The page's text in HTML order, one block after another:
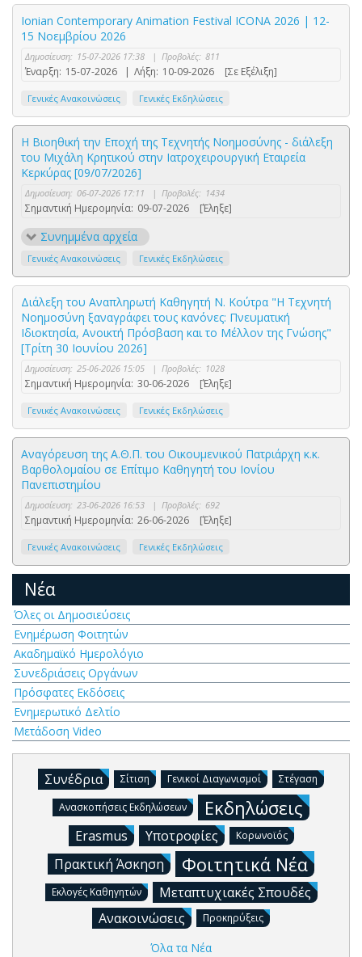
Ionian Contemporary Animation Festival ICONA 2026 | 12-
15 Νοεμβρίου 2026
Δημοσίευση: 15-07-2026 17:38 | Προβολές: 811
Έναρξη: 15-07-2026 | Λήξη: 10-09-2026 [Σε Εξέλιξη]
Γενικές Ανακοινώσεις Γενικές Εκδηλώσεις
Η Βιοηθική την Εποχή της Τεχνητής Νοημοσύνης - διάλεξη
του Μιχάλη Κρητικού στην Ιατροχειρουργική Εταιρεία
Κερκύρας [09/07/2026]
Δημοσίευση: 06-07-2026 17:11 | Προβολές: 1434
Σημαντική Ημερομηνία: 09-07-2026 [Έληξε]
Συνημμένα αρχεία
Γενικές Ανακοινώσεις Γενικές Εκδηλώσεις
Διάλεξη του Αναπληρωτή Καθηγητή Ν. Κούτρα "Η Τεχνητή
Νοημοσύνη ξαναγράφει τους κανόνες: Πνευματική
Ιδιοκτησία, Ανοικτή Πρόσβαση και το Μέλλον της Γνώσης"
[Τρίτη 30 Ιουνίου 2026]
Δημοσίευση: 25-06-2026 15:05 | Προβολές: 1028
Σημαντική Ημερομηνία: 30-06-2026 [Έληξε]
Γενικές Ανακοινώσεις Γενικές Εκδηλώσεις
Αναγόρευση της Α.Θ.Π. του Οικουμενικού Πατριάρχη κ.κ.
Βαρθολομαίου σε Επίτιμο Καθηγητή του Ιονίου
Πανεπιστημίου
Δημοσίευση: 23-06-2026 16:53 | Προβολές: 692
Σημαντική Ημερομηνία: 26-06-2026 [Έληξε]
Γενικές Ανακοινώσεις Γενικές Εκδηλώσεις
Νέα
Όλες οι Δημοσιεύσεις
Ενημέρωση Φοιτητών
Ακαδημαϊκό Ημερολόγιο
Συνεδριάσεις Οργάνων
Πρόσφατες Εκδόσεις
Ενημερωτικό Δελτίο
Μετάδοση Video
Συνέδρια Σίτιση Γενικοί Διαγωνισμοί Στέγαση
Ανασκοπήσεις Εκδηλώσεων Εκδηλώσεις
Erasmus Υποτροφίες Κορωνοϊός
Πρακτική Άσκηση Φοιτητικά Νέα
Εκλογές Καθηγητών
Μεταπτυχιακές Σπουδές
Ανακοινώσεις
Προκηρύξεις
Όλα τα Νέα